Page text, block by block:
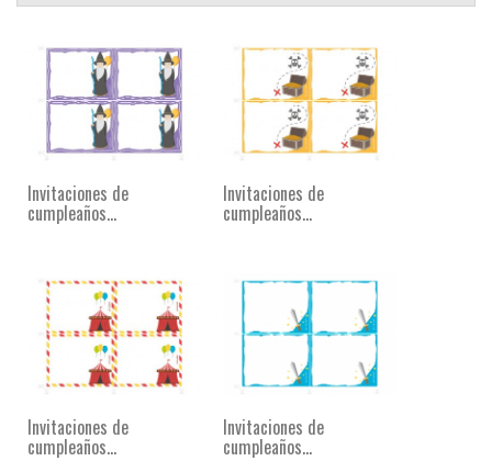
Invitaciones de
cumpleaños...
Invitaciones de
cumpleaños...
Invitaciones de
cumpleaños...
Invitaciones de
cumpleaños...